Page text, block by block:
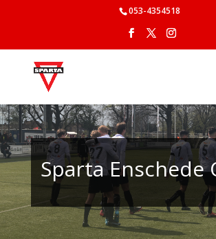
053-4354518
Sparta Enschede